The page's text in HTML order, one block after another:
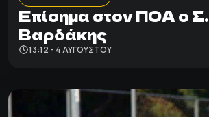
Επίσημα στον ΠΟΑ ο Σ.
Βαρδάκης
13:12 - 4 ΑΥΓΟΎΣΤΟΥ